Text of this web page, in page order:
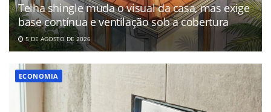
Telha shingle muda o visual da casa, mas exige
base contínua e ventilação sob a cobertura
5 DE AGOSTO DE 2026
ECONOMIA